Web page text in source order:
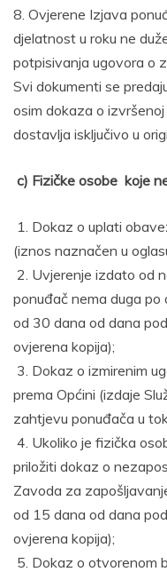
8. Ovjerene Izjava
djelatnost u roku ne
potpisivanja ugovora o
Svi dokumenti se
osim dokaza o
dostavlja isključivo u
c) Fizičke osobe koje
1. Dokaz o uplati
(iznos naznačen u
2. Uvjerenje izdato od
ponuđač nema duga
od 30 dana od dana
ovjerena kopija);
3. Dokaz o izmirenim
prema Općini (izdaje
zahtjevu ponuđača u
4. Ukoliko je fizička
priložiti dokaz o
Zavoda za
od 15 dana od dana
ovjerena kopija);
5. Dokaz o otvorenom